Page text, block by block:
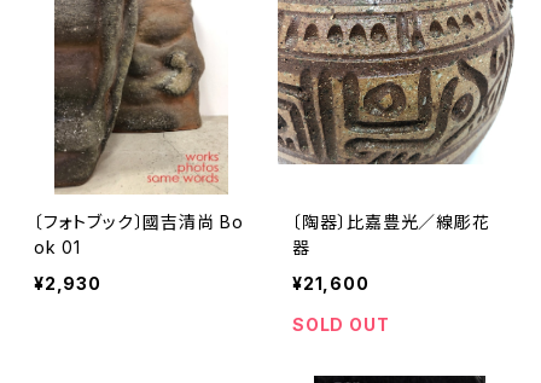
〔フォトブック〕國吉清尚 Bo
ok 01
¥2,930
〔陶器〕比嘉豊光／線彫花
器
¥21,600
SOLD OUT